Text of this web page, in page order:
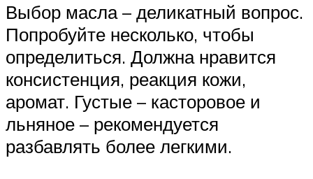
Выбор масла – деликатный вопрос.
Попробуйте несколько, чтобы
определиться. Должна нравится
консистенция, реакция кожи,
аромат. Густые – касторовое и
льняное – рекомендуется
разбавлять более легкими.